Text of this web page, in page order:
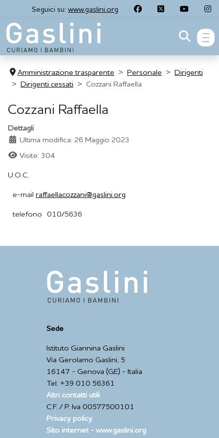
Seguici su: www.gaslini.org
Amministrazione trasparente Personale
Dirigenti
Dirigenti cessati
Cozzani Raffaella
Cozzani Raffaella
Dettagli
Ultima modifica: 26 Maggio 2023
Visite: 304
U.O.C.
e-mail raffaellacozzani@gaslini.org
telefono 010/5636
Sede
Istituto Giannina Gaslini
Via Gerolamo Gaslini, 5
16147 - Genova (GE) - Italia
Tel. +39 010 56361
Altri contatti utili
C.F. / P. Iva 00577500101
Privacy policy
Sito internet - www.gaslini.org